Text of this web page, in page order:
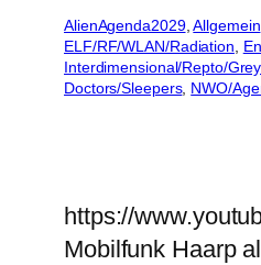
AlienAgenda2029, Allgemein
ELF/RF/WLAN/Radiation,
Interdimensional/Repto/
Doctors/Sleepers, NWO/
https://
Mobilfunk Haarp